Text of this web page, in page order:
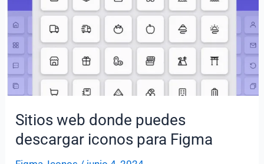
Sitios web donde puedes
descargar iconos para Figma